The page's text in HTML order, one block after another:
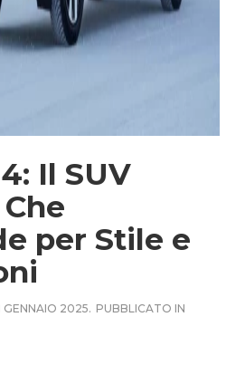
Il SUV
per Stile e
GENNAIO 2025. PUBBLICATO IN